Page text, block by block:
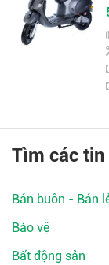
Tìm các
Bán buôn - Bán
Bảo vệ
Bất động sản